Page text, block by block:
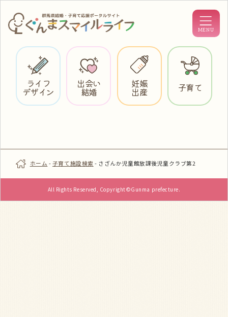
ライフ
デザイン
出会い
結婚
妊娠
出産 子育て
ホーム -子育て施設検索 - さざんか児童館放課後児童クラブ第2
All Rights Reserved, Copyright©Gunma prefecture.